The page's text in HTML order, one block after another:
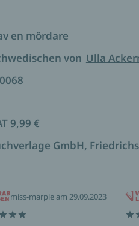
en mördare
von Ulla
9,99 €
GmbH,
miss-marple am 29.09.2023